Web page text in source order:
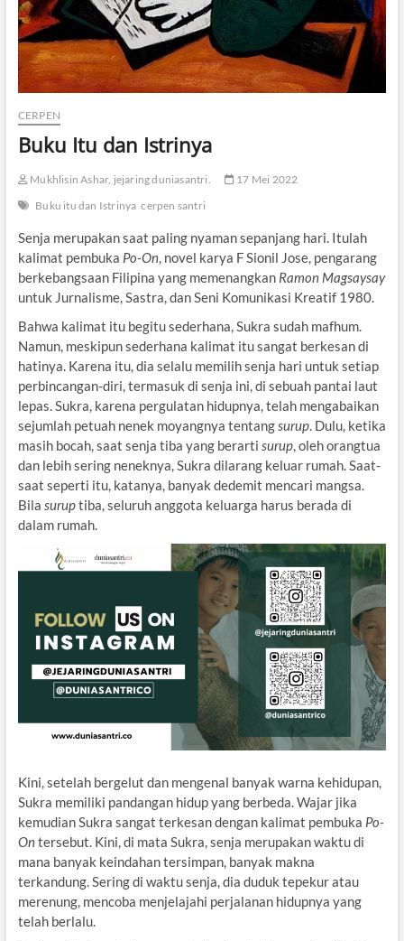
CERPEN
Buku Itu dan Istrinya
Mukhlisin Ashar, jejaring duniasantri.
17 Mei 2022
Buku itu dan Istrinya cerpen santri
Senja merupakan saat paling nyaman sepanjang hari. Itulah
kalimat pembuka Po-On, novel karya F Sionil Jose, pengarang
berkebangsaan Filipina yang memenangkan Ramon Magsaysay
untuk Jurnalisme, Sastra, dan Seni Komunikasi Kreatif 1980.
Bahwa kalimat itu begitu sederhana, Sukra sudah mafhum.
Namun, meskipun sederhana kalimat itu sangat berkesan di
hatinya. Karena itu, dia selalu memilih senja hari untuk setiap
perbincangan-diri, termasuk di senja ini, di sebuah pantai laut
lepas. Sukra, karena pergulatan hidupnya, telah mengabaikan
sejumlah petuah nenek moyangnya tentangsurup. Dulu, ketika
masih bocah, saat senja tiba yang berarti surup, oleh orangtua
dan lebih sering neneknya, Sukra dilarang keluar rumah. Saat-
saat seperti itu, katanya, banyak dedemit mencari mangsa.
Bila suruptiba, seluruh anggota keluarga harus berada di
dalam rumah.
Kini, setelah bergelut dan mengenal banyak warna kehidupan,
Sukra memiliki pandangan hidup yang berbeda. Wajar jika
kemudian Sukra sangat terkesan dengan kalimat pembuka Po-
Ontersebut. Kini, di mata Sukra, senja merupakan waktu di
mana banyak keindahan tersimpan, banyak makna
terkandung. Sering di waktu senja, dia duduk tepekur atau
merenung, mencoba menjelajahi perjalanan hidupnya yang
telah berlalu.